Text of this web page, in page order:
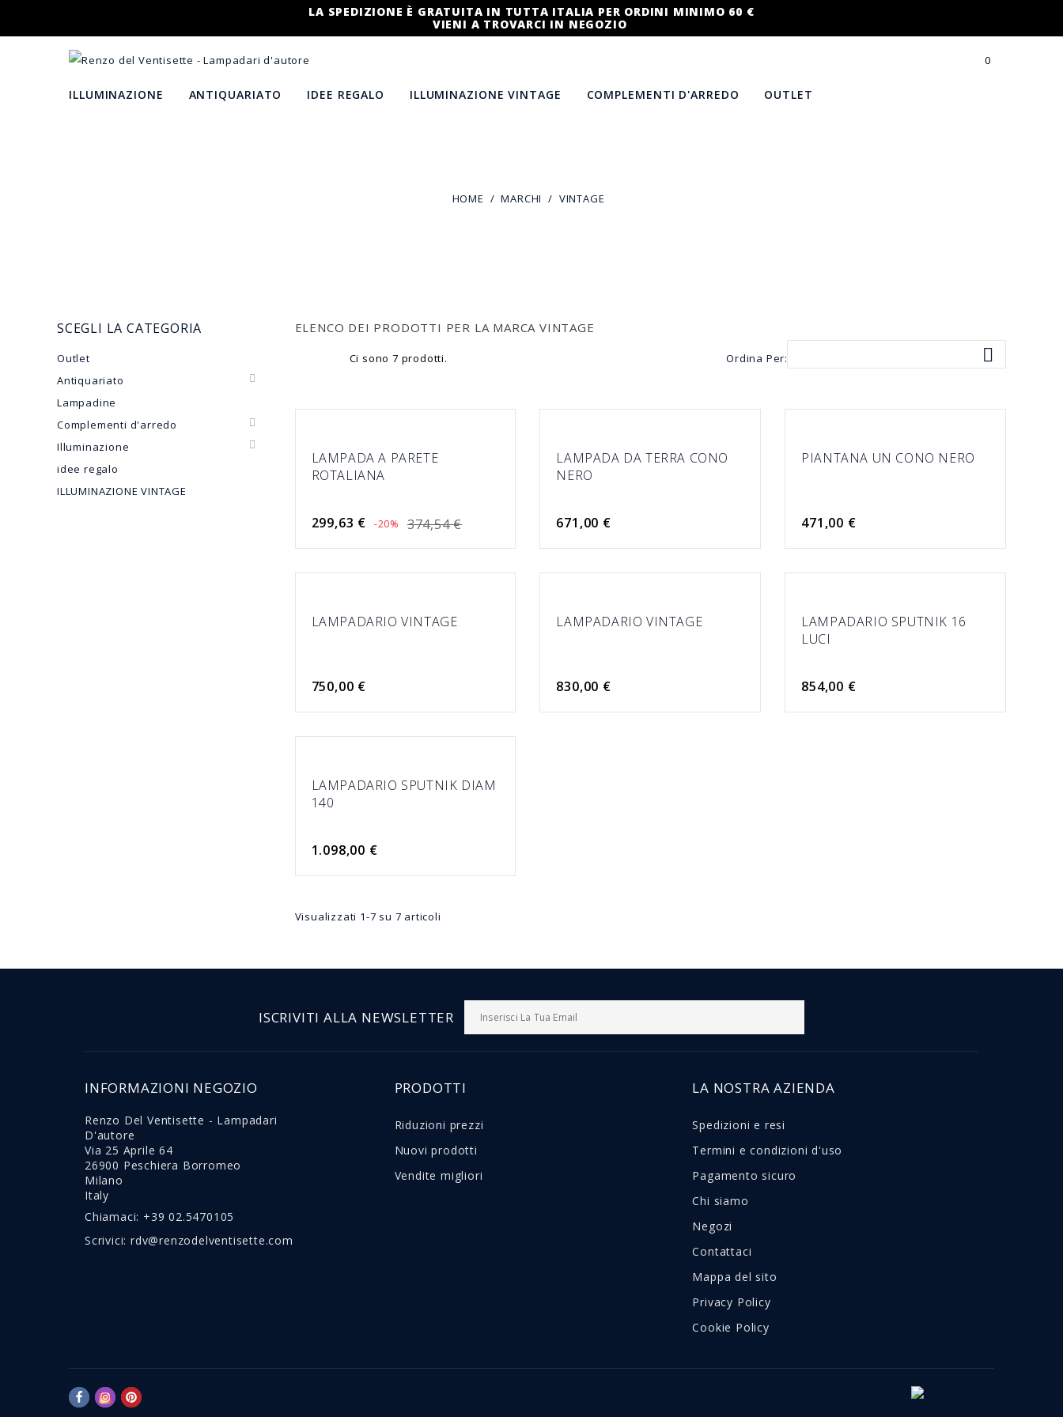
LA SPEDIZIONE È GRATUITA IN TUTTA ITALIA PER ORDINI MINIMO 60 €
VIENI A TROVARCI IN NEGOZIO
0
ILLUMINAZIONE ANTIQUARIATO IDEE REGALO ILLUMINAZIONE VINTAGE COMPLEMENTI D'ARREDO OUTLET
HOME MARCHI VINTAGE
SCEGLI LA CATEGORIA
Outlet
Antiquariato

Lampadine
Complementi d'arredo

Illuminazione 
idee regalo
ILLUMINAZIONE VINTAGE
ELENCO DEI PRODOTTI PER LA MARCA VINTAGE
Ci sono 7 prodotti. Ordina Per: 
LAMPADA A PARETE
ROTALIANA
299,63 € -20% 374,54 €
LAMPADA DA TERRA CONO
NERO
671,00 €
PIANTANA UN CONO NERO
471,00 €
LAMPADARIO VINTAGE
750,00 €
LAMPADARIO VINTAGE
830,00 €
LAMPADARIO SPUTNIK 16
LUCI
854,00 €
LAMPADARIO SPUTNIK DIAM
140
1.098,00 €
Visualizzati 1-7 su 7 articoli
ISCRIVITI ALLA NEWSLETTER
INFORMAZIONI NEGOZIO
Renzo Del Ventisette - Lampadari
D'autore
Via 25 Aprile 64
26900 Peschiera Borromeo
Milano
Italy
Chiamaci: +39 02.5470105
Scrivici: rdv@renzodelventisette.com
PRODOTTI
Riduzioni prezzi
Nuovi prodotti
Vendite migliori
LA NOSTRA AZIENDA
Spedizioni e resi
Termini e condizioni d'uso
Pagamento sicuro
Chi siamo
Negozi
Contattaci
Mappa del sito
Privacy Policy
Cookie Policy